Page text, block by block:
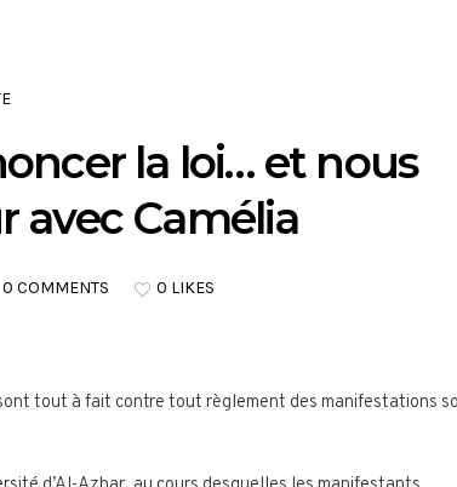
la loi… et nous
Camélia
0 COMMENTS 0 LIKES
tout à fait contre tout règlement des manifestations